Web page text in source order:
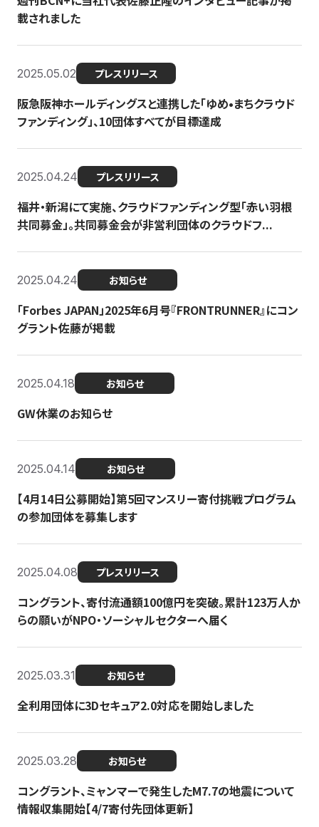
載されました
2025.05.02 プレスリリース
阪急阪神ホールディングスと連携した「ゆめ•まちクラウド
ファンディング」、10団体すべてが目標達成
2025.04.24 プレスリリース
福井・新潟にて実施、クラウドファンディング型「赤い羽根
共同募金」。共同募金会が非営利団体のクラウドフ...
2025.04.24 お知らせ
「Forbes JAPAN」2025年6月号『FRONTRUNNER』にコン
グラント佐藤が掲載
2025.04.18 お知らせ
GW休業のお知らせ
2025.04.14 お知らせ
【4月14日公募開始】第5回マンスリー寄付挑戦プログラム
の参加団体を募集します
2025.04.08 プレスリリース
コングラント、寄付流通額100億円を突破。累計123万人か
らの願いがNPO・ソーシャルセクターへ届く
2025.03.31 お知らせ
全利用団体に3Dセキュア2.0対応を開始しました
2025.03.28 お知らせ
コングラント、ミャンマーで発生したM7.7の地震について
情報収集開始【4/7寄付先団体更新】